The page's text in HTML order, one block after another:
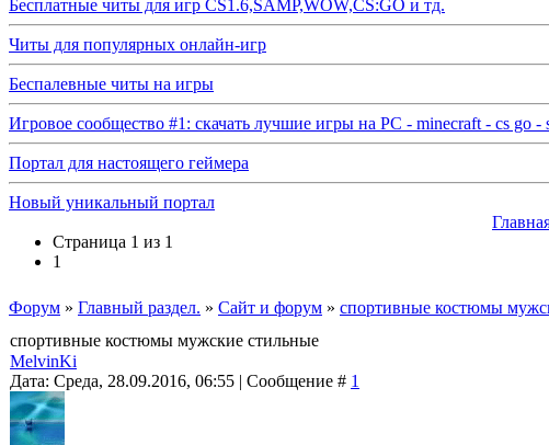
Бесплатные читы для игр CS1.6,SAMP,WOW,CS:GO и тд.
Читы для популярных онлайн-игр
Беспалевные читы на игры
Игровое сообщество #1: скачать лучшие игры на PC - minecraft - cs go -
Портал для настоящего геймера
Новый уникальный портал
Страница 1 из 1
1
Форум » Главный раздел. » Сайт и форум » спортивные костюмы
спортивные костюмы мужские стильные
MelvinKi
Дата: Среда, 28.09.2016, 06:55 | Сообщение # 1